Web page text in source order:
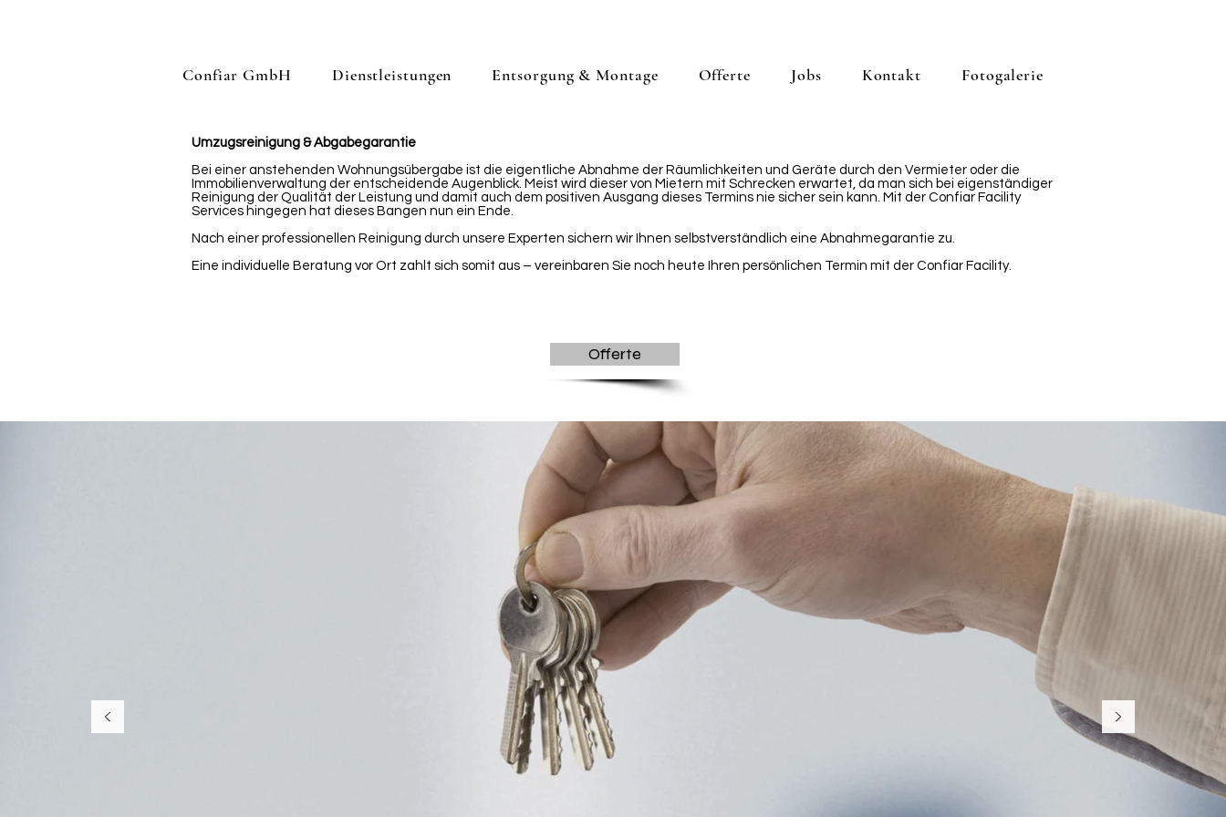
Confiar GmbH Dienstleistungen Entsorgung & Montage Offerte Jobs Kontakt Fotogalerie
Umzugsreinigung & Abgabegarantie
Bei einer anstehenden Wohnungsübergabe ist die eigentliche Abnahme der Räumlichkeiten und Geräte durch den Vermieter oder die
Immobilienverwaltung der entscheidende Augenblick. Meist wird dieser von Mietern mit Schrecken erwartet, da man sich bei eigenständiger
Reinigung der Qualität der Leistung und damit auch dem positiven Ausgang dieses Termins nie sicher sein kann. Mit der Confiar Facility
Services hingegen hat dieses Bangen nun ein Ende.
Nach einer professionellen Reinigung durch unsere Experten sichern wir Ihnen selbstverständlich eine Abnahmegarantie zu.
Eine individuelle Beratung vor Ort zahlt sich somit aus – vereinbaren Sie noch heute Ihren persönlichen Termin mit der Confiar Facility.
Offerte